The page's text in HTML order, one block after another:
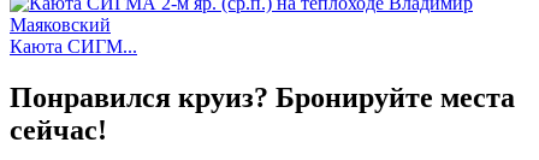
Каюта СИГМ...
Понравился круиз? Бронируйте места
сейчас!